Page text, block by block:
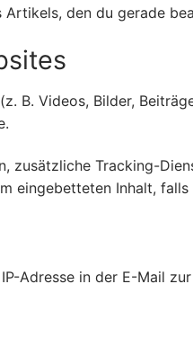
den du gerade
B. Videos, Bilder,
zusätzliche Tracking-
eingebetteten Inhalt,
Adresse in der E-Mail